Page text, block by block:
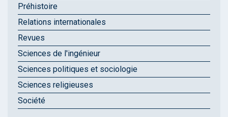
Préhistoire
Relations internationales
Revues
Sciences de l'ingénieur
Sciences politiques et sociologie
Sciences religieuses
Société